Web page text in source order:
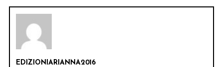
EDIZIONIARIANNA2016